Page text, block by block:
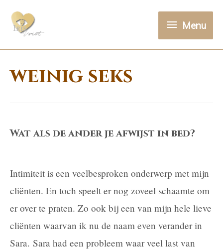
Menu
Menu
weinig seks
Wat als de ander je afwijst in bed?
Intimiteit is een veelbesproken onderwerp met mijn
cliënten. En toch speelt er nog zoveel schaamte om
er over te praten. Zo ook bij een van mijn hele lieve
cliënten waarvan ik nu de naam even verander in
Sara. Sara had een probleem waar veel last van